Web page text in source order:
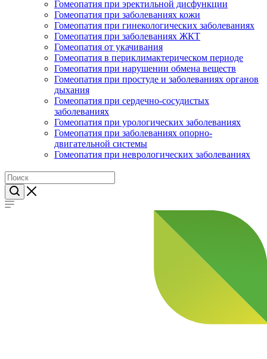
Гомеопатия при эректильной дисфункции
Гомеопатия при заболеваниях кожи
Гомеопатия при гинекологических заболеваниях
Гомеопатия при заболеваниях ЖКТ
Гомеопатия от укачивания
Гомеопатия в периклимактерическом периоде
Гомеопатия при нарушении обмена веществ
Гомеопатия при простуде и заболеваниях органов
дыхания
Гомеопатия при сердечно-сосудистых
заболеваниях
Гомеопатия при урологических заболеваниях
Гомеопатия при заболеваниях опорно-
двигательной системы
Гомеопатия при неврологических заболеваниях